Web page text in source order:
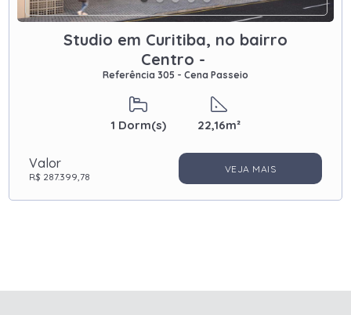
Studio em Curitiba, no bairro
Centro -
Referência 305 - Cena Passeio
1 Dorm(s) 22,16m²
Valor
R$ 287.399,78
VEJA MAIS